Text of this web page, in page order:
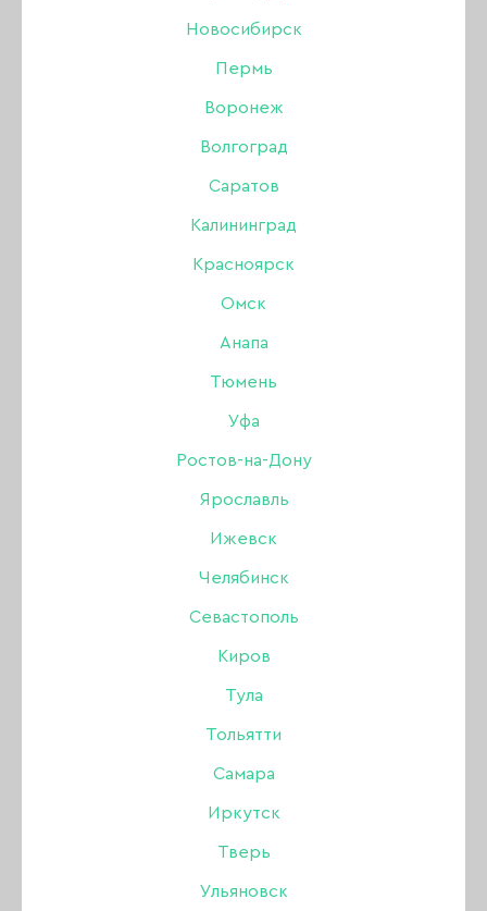
Новосибирск
Пермь
Воронеж
Волгоград
Саратов
Калининград
Красноярск
Омск
Анапа
Тюмень
Уфа
Ростов-на-Дону
Ярославль
Ижевск
Челябинск
Севастополь
Киров
Тула
Тольятти
Самара
Иркутск
Тверь
Ульяновск
Nail прозрачные Овал,
Нет в интернет-магазине
Гелевые типсы Patrisa Nail прозрачные Овал,
Гелевые типсы - это уникальный продукт для